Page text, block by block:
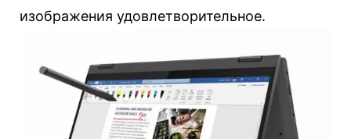
изображения удовлетворительное.